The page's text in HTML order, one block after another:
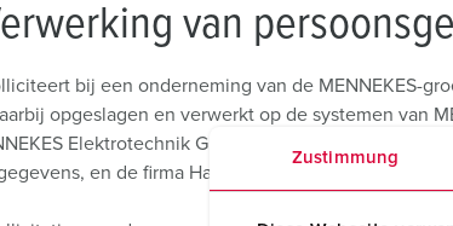
Zustimmung
van
bij een onderneming van de MENNEKES-
opgeslagen en verwerkt op de systemen van
Elektrotechnik GmbH & Co. KG als
en de firma Haufe-umantis AG als